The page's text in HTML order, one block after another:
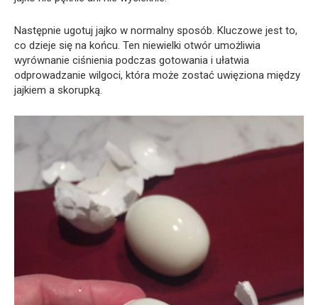
Następnie ugotuj jajko w normalny sposób. Kluczowe jest to,
co dzieje się na końcu. Ten niewielki otwór umożliwia
wyrównanie ciśnienia podczas gotowania i ułatwia
odprowadzanie wilgoci, która może zostać uwięziona między
jajkiem a skorupką.